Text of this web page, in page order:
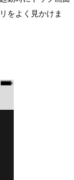
をよく見かけま